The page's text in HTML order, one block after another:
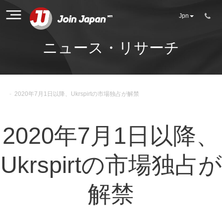
Jpn
ニュース・リサーチ
- 2020年7月1日以降、Ukrspirtの市場独占が解禁
2020年7月1日以降、
Ukrspirtの市場独占が
解禁